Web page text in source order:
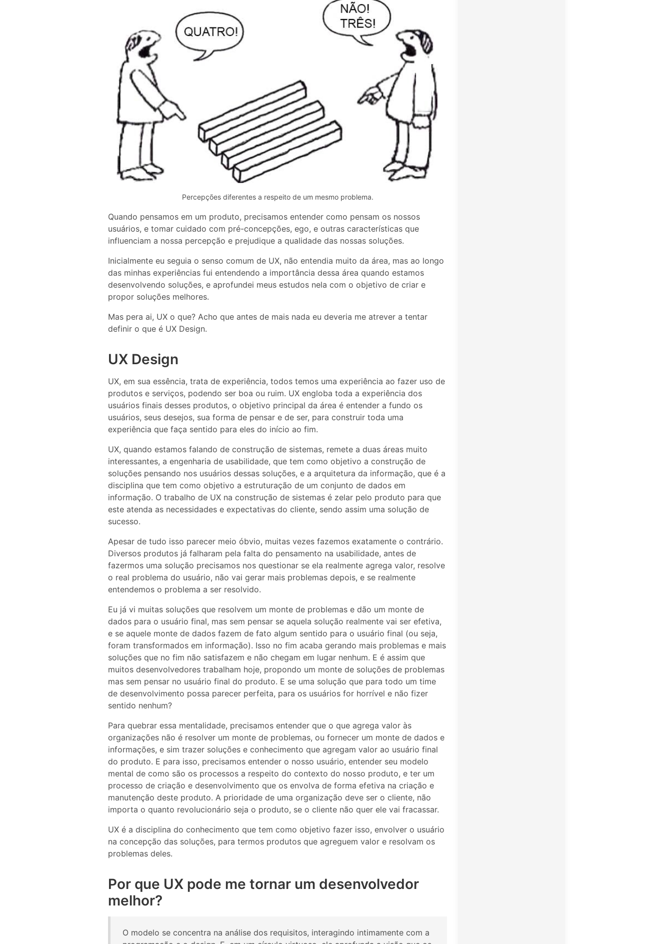
Percepções diferentes a respeito de um mesmo problema.
Quando pensamos em um produto, precisamos entender como pensam os nossos
usuários, e tomar cuidado com pré-concepções, ego, e outras características que
influenciam a nossa percepção e prejudique a qualidade das nossas soluções.
Inicialmente eu seguia o senso comum de UX, não entendia muito da área, mas ao longo
das minhas experiências fui entendendo a importância dessa área quando estamos
desenvolvendo soluções, e aprofundei meus estudos nela com o objetivo de criar e
propor soluções melhores.
Mas pera ai, UX o que? Acho que antes de mais nada eu deveria me atrever a tentar
definir o que é UX Design.
UX Design
UX, em sua essência, trata de experiência, todos temos uma experiência ao fazer uso de
produtos e serviços, podendo ser boa ou ruim. UX engloba toda a experiência dos
usuários finais desses produtos, o objetivo principal da área é entender a fundo os
usuários, seus desejos, sua forma de pensar e de ser, para construir toda uma
experiência que faça sentido para eles do início ao fim.
UX, quando estamos falando de construção de sistemas, remete a duas áreas muito
interessantes, a engenharia de usabilidade, que tem como objetivo a construção de
soluções pensando nos usuários dessas soluções, e a arquitetura da informação, que é a
disciplina que tem como objetivo a estruturação de um conjunto de dados em
informação. O trabalho de UX na construção de sistemas é zelar pelo produto para que
este atenda as necessidades e expectativas do cliente, sendo assim uma solução de
sucesso.
Apesar de tudo isso parecer meio óbvio, muitas vezes fazemos exatamente o contrário.
Diversos produtos já falharam pela falta do pensamento na usabilidade, antes de
fazermos uma solução precisamos nos questionar se ela realmente agrega valor, resolve
o real problema do usuário, não vai gerar mais problemas depois, e se realmente
entendemos o problema a ser resolvido.
Eu já vi muitas soluções que resolvem um monte de problemas e dão um monte de
dados para o usuário final, mas sem pensar se aquela solução realmente vai ser efetiva,
e se aquele monte de dados fazem de fato algum sentido para o usuário final (ou seja,
foram transformados em informação). Isso no fim acaba gerando mais problemas e mais
soluções que no fim não satisfazem e não chegam em lugar nenhum. E é assim que
muitos desenvolvedores trabalham hoje, propondo um monte de soluções de problemas
mas sem pensar no usuário final do produto. E se uma solução que para todo um time
de desenvolvimento possa parecer perfeita, para os usuários for horrível e não fizer
sentido nenhum?
Para quebrar essa mentalidade, precisamos entender que o que agrega valor às
organizações não é resolver um monte de problemas, ou fornecer um monte de dados e
informações, e sim trazer soluções e conhecimento que agregam valor ao usuário final
do produto. E para isso, precisamos entender o nosso usuário, entender seu modelo
mental de como são os processos a respeito do contexto do nosso produto, e ter um
processo de criação e desenvolvimento que os envolva de forma efetiva na criação e
manutenção deste produto. A prioridade de uma organização deve ser o cliente, não
importa o quanto revolucionário seja o produto, se o cliente não quer ele vai fracassar.
UX é a disciplina do conhecimento que tem como objetivo fazer isso, envolver o usuário
na concepção das soluções, para termos produtos que agreguem valor e resolvam os
problemas deles.
Por que UX pode me tornar um desenvolvedor
melhor?
O modelo se concentra na análise dos requisitos, interagindo intimamente com a